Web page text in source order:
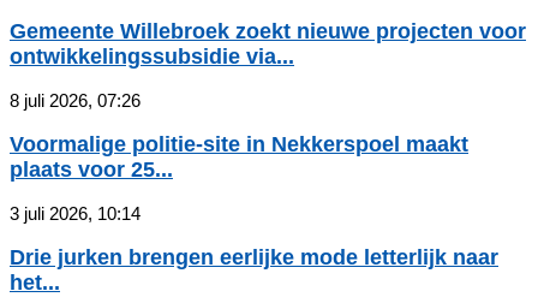
Gemeente Willebroek zoekt nieuwe projecten voor
ontwikkelingssubsidie via...
8 juli 2026, 07:26
Voormalige politie-site in Nekkerspoel maakt
plaats voor 25...
3 juli 2026, 10:14
Drie jurken brengen eerlijke mode letterlijk naar
het...